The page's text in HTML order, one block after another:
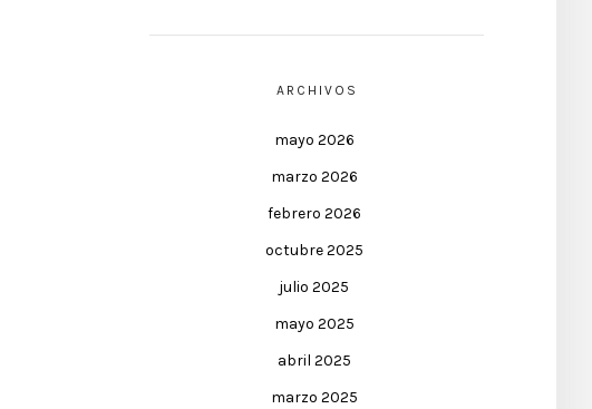
ARCHIVOS
mayo 2026
marzo 2026
febrero 2026
octubre 2025
julio 2025
mayo 2025
abril 2025
marzo 2025